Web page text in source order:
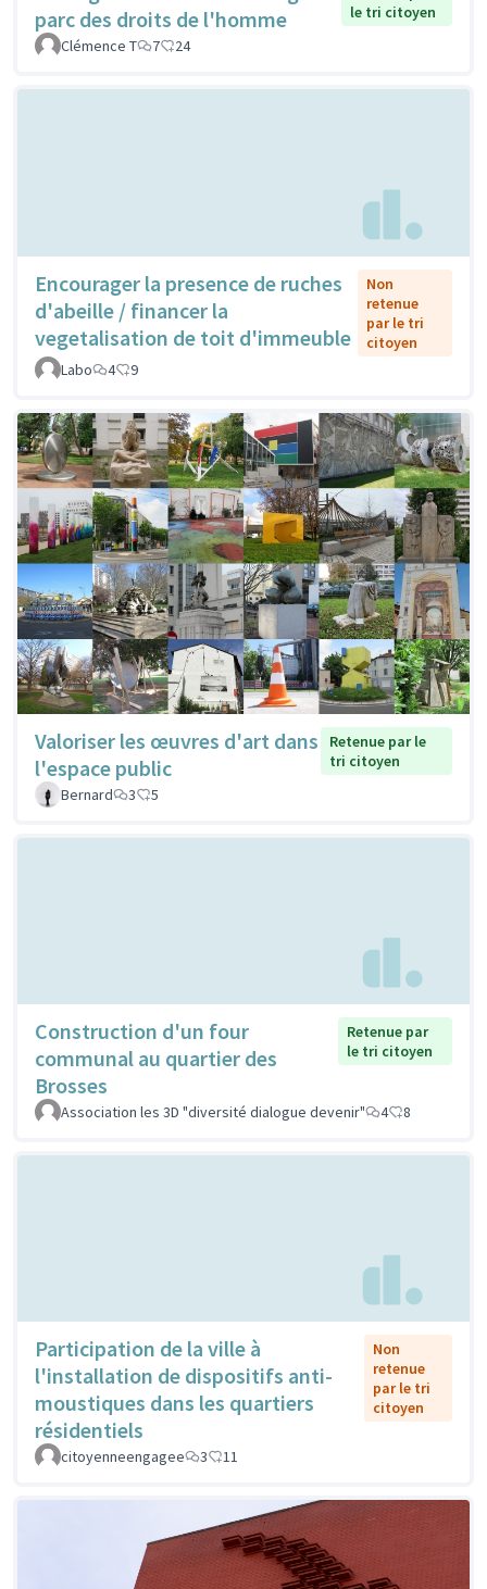
parc des droits de l'homme
le tri citoyen
Clémence T
7 24
Encourager la presence de ruches
d'abeille / financer la
vegetalisation de toit d'immeuble
Non
retenue
par le tri
citoyen
Labo
4 9
Valoriser les œuvres d'art dans
l'espace public
Retenue par le
tri citoyen
Bernard
3 5
Construction d'un four
communal au quartier des
Brosses
Retenue par
le tri citoyen
Association les 3D "diversité dialogue devenir" 4 8
Participation de la ville à
l'installation de dispositifs anti-
moustiques dans les quartiers
résidentiels
Non
retenue
par le tri
citoyen
citoyenneengagee 3 11